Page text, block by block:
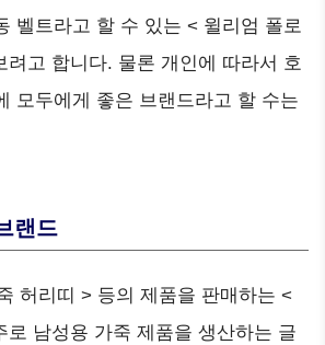
벨트라고 할 수 있는 < 윌리엄 폴로
려고 합니다. 물론 개인에 따라서 호
모두에게 좋은 브랜드라고 할 수는
랜드
허리띠 > 등의 제품을 판매하는 <
로 남성용 가죽 제품을 생산하는 글